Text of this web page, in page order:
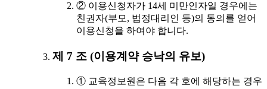
② 이용신청자가 14세 미만인자일 경우에는
친권자(부모, 법정대리인 등)의 동의를 얻어
이용신청을 하여야 합니다.
제 7 조 (이용계약 승낙의 유보)
① 교육정보원은 다음 각 호에 해당하는 경우